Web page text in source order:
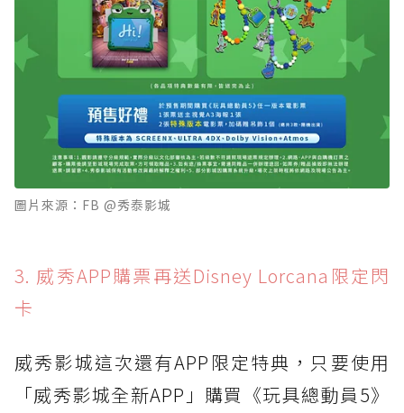
圖片來源：FB @秀泰影城
3. 威秀APP購票再送Disney Lorcana限定閃
卡
威秀影城這次還有APP限定特典，只要使用
「威秀影城全新APP」購買《玩具總動員5》